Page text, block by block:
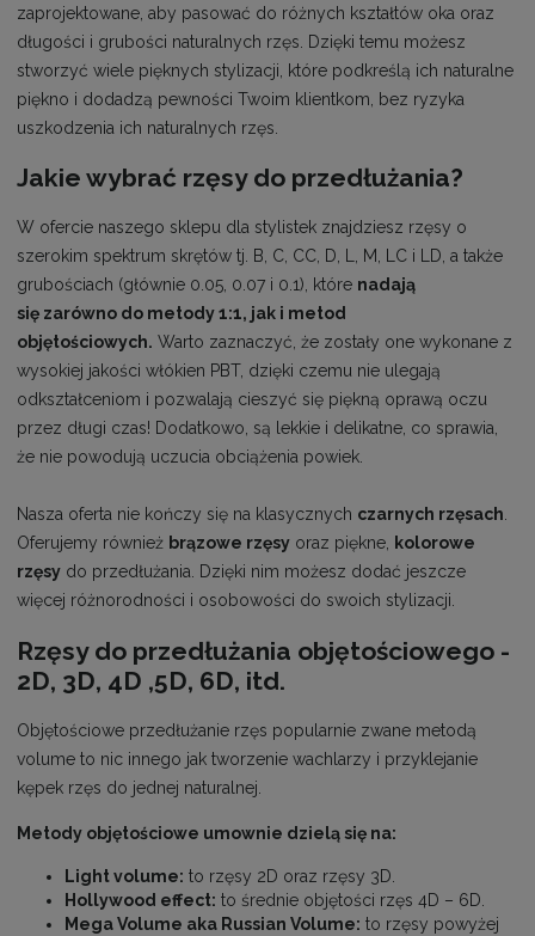
zaprojektowane, aby pasować do różnych kształtów oka oraz
długości i grubości naturalnych rzęs. Dzięki temu możesz
stworzyć wiele pięknych stylizacji, które podkreślą ich naturalne
piękno i dodadzą pewności Twoim klientkom, bez ryzyka
uszkodzenia ich naturalnych rzęs.
Jakie wybrać rzęsy do przedłużania?
W ofercie naszego sklepu dla stylistek znajdziesz rzęsy o
szerokim spektrum skrętów tj. B, C, CC, D, L, M, LC i LD, a także
grubościach (głównie 0.05, 0.07 i 0.1), które nadają
się zarówno do metody 1:1, jak i metod
objętościowych. Warto zaznaczyć, że zostały one wykonane z
wysokiej jakości włókien PBT, dzięki czemu nie ulegają
odkształceniom i pozwalają cieszyć się piękną oprawą oczu
przez długi czas! Dodatkowo, są lekkie i delikatne, co sprawia,
że nie powodują uczucia obciążenia powiek.
Nasza oferta nie kończy się na klasycznych czarnych rzęsach.
Oferujemy również brązowe rzęsy oraz piękne, kolorowe
rzęsy do przedłużania. Dzięki nim możesz dodać jeszcze
więcej różnorodności i osobowości do swoich stylizacji.
Rzęsy do przedłużania objętościowego -
2D, 3D, 4D ,5D, 6D, itd.
Objętościowe przedłużanie rzęs popularnie zwane metodą
volume to nic innego jak tworzenie wachlarzy i przyklejanie
kępek rzęs do jednej naturalnej.
Metody objętościowe umownie dzielą się na:
Light volume: to rzęsy 2D oraz rzęsy 3D.
Hollywood effect: to średnie objętości rzęs 4D – 6D.
Mega Volume aka Russian Volume: to rzęsy powyżej